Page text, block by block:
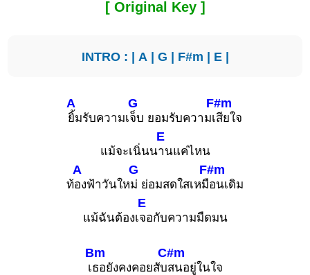
[ Original Key ]
INTRO : | A | G | F#m | E|
A
ยิ้มรับความเ
G
จ็บ ยอมรับความเ
F#m
สียใจ
แม้จะเนิ่นน
E
านแค่ไหน
ท้
A
องฟ้าวันให
G
ม่ ย่อมสดใสเหมื
F#m
อนเดิม
แม้ฉันต้องเ
E
จอกับความมืดมน
เ
Bm
ธอยังคงคอยสับ
C#m
สนอยู่ในใจ